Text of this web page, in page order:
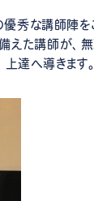
秀な講師陣を
た講師が、無
上達へ導きます。